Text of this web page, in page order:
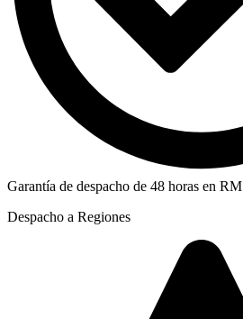
Garantía de despacho de 48 horas en RM
Despacho a Regiones